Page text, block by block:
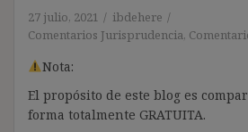
27 julio, 2021
ibdehere
Comentarios Jurisprudencia,
Nota:
El propósito de este blog es
forma totalmente GRATUITA.